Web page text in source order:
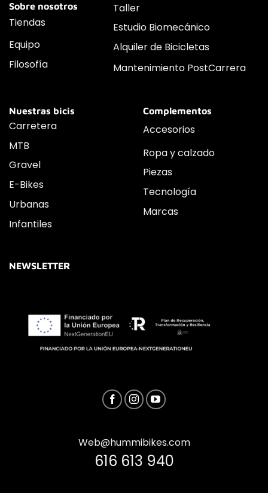
Sobre nosotros
Tiendas
Equipo
Filosofía
Taller
Estudio Biomecánico
Alquiler de Bicicletas
Mantenimiento PostCarrera
Nuestras bicis
Carretera
MTB
Gravel
E-Bikes
Urbanas
Infantiles
Complementos
Accesorios
Ropa y calzado
Piezas
Tecnología
Marcas
NEWSLETTER
Web@hummibikes.com
616 613 940